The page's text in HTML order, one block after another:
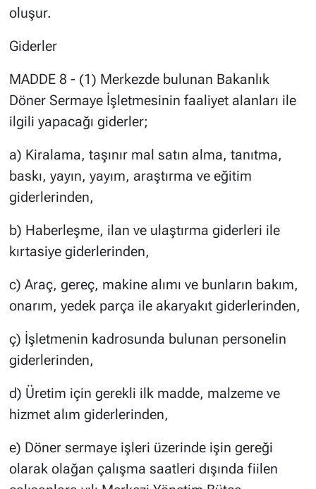
oluşur.
Giderler
MADDE 8 - (1) Merkezde bulunan Bakanlık
Döner Sermaye İşletmesinin faaliyet alanları ile
ilgili yapacağı giderler;
a) Kiralama, taşınır mal satın alma, tanıtma,
baskı, yayın, yayım, araştırma ve eğitim
giderlerinden,
b) Haberleşme, ilan ve ulaştırma giderleri ile
kırtasiye giderlerinden,
c) Araç, gereç, makine alımı ve bunların bakım,
onarım, yedek parça ile akaryakıt giderlerinden,
ç) İşletmenin kadrosunda bulunan personelin
giderlerinden,
d) Üretim için gerekli ilk madde, malzeme ve
hizmet alım giderlerinden,
e) Döner sermaye işleri üzerinde işin gereği
olarak olağan çalışma saatleri dışında fiilen